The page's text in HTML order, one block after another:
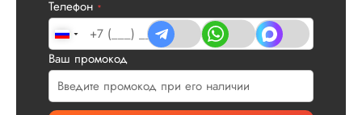
Телефон *
Ваш промокод
Читать полный
Ответ от